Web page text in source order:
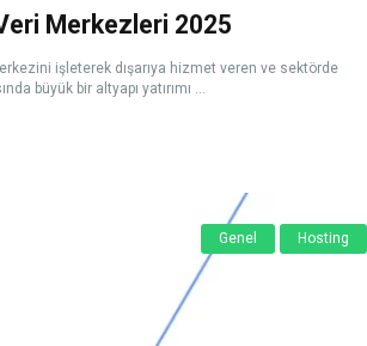
Merkezleri 2025
işleterek dışarıya hizmet veren ve sektörde
büyük bir altyapı yatırımı ...
Genel Hosting